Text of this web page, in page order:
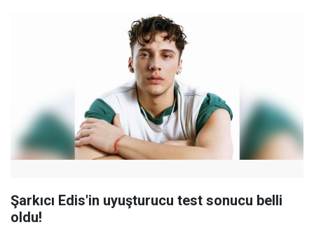
Şarkıcı Edis'in uyuşturucu test sonucu belli
oldu!